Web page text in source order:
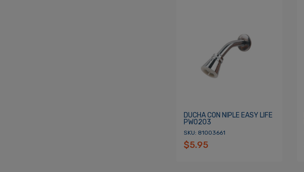
DUCHA CON NIPLE EASY LIFE
PW0203
SKU: 81003661
$5.95